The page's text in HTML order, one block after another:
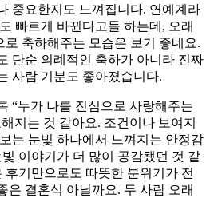
중요한지도 느껴집니다. 연예계라
빠르게 바뀐다고들 하는데, 오래
축하해주는 모습은 보기 좋네요.
단순 의례적인 축하가 아니라 진짜
사람 기분도 좋아졌습니다.
“누가 나를 진심으로 사랑해주는
지는 것 같아요. 조건이나 보여지
는 눈빛 하나에서 느껴지는 안정감
이야기가 더 많이 공감됐던 것 같
후기만으로도 따뜻한 분위기가 전
은 결혼식 아닐까요. 두 사람 오래